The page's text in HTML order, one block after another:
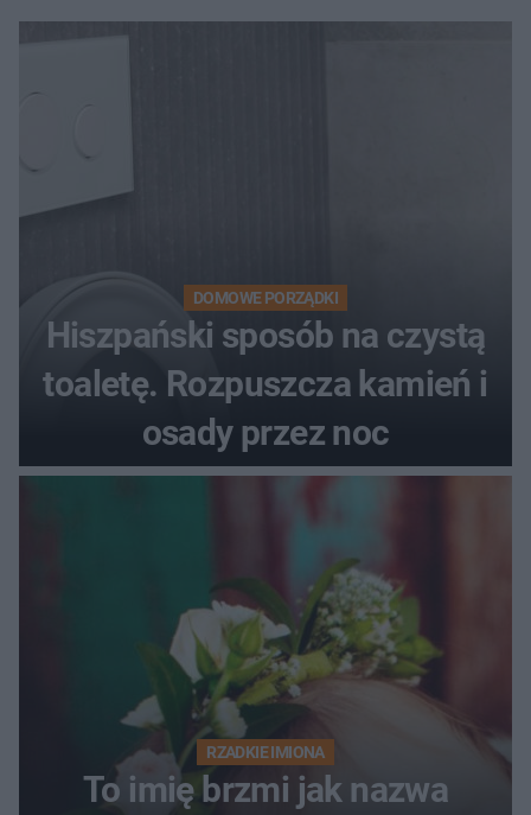
DOMOWE PORZĄDKI
Hiszpański sposób na czystą
toaletę. Rozpuszcza kamień i
osady przez noc
RZADKIE IMIONA
To imię brzmi jak nazwa